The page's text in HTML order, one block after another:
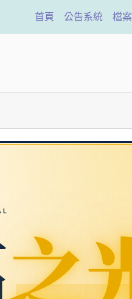
首頁(current)
公告系統 檔
之